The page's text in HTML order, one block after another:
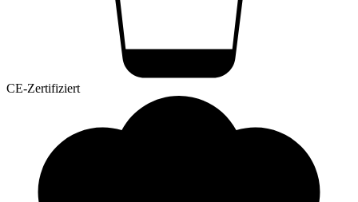
CE-Zertifiziert